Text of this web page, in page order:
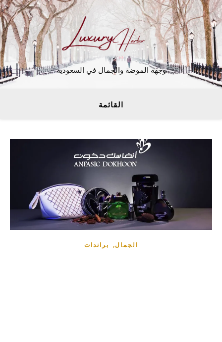
وجهة الموضة والجمال في السعودية
القائمة
الجمال, براندات